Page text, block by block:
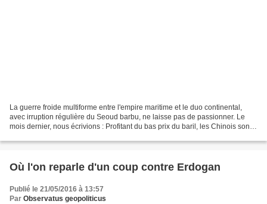
La guerre froide multiforme entre l'empire maritime et le duo continental,
avec irruption régulière du Seoud barbu, ne laisse pas de passionner. Le
mois dernier, nous écrivions : Profitant du bas prix du baril, les Chinois sont
Où l'on reparle d'un coup contre Erdogan
Publié le 21/05/2016 à 13:57
Par Observatus geopoliticus